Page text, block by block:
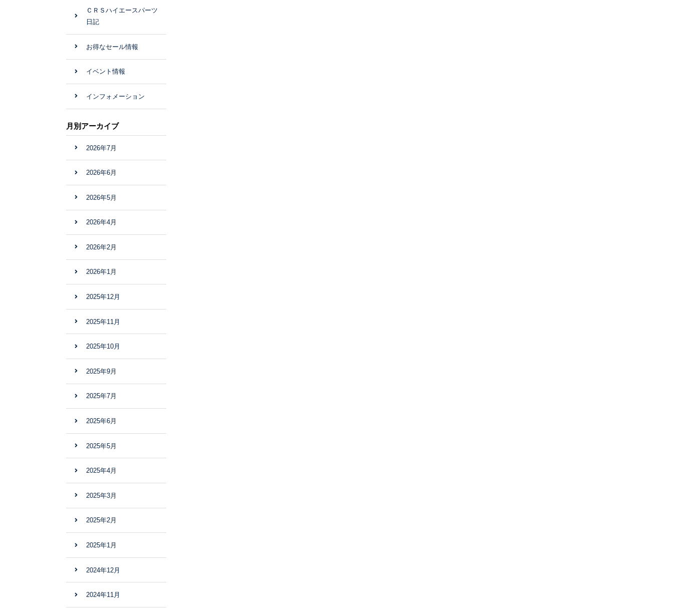
ＣＲＳハイエースパーツ
日記
お得なセール情報
イベント情報
インフォメーション
月別アーカイブ
2026年7月
2026年6月
2026年5月
2026年4月
2026年2月
2026年1月
2025年12月
2025年11月
2025年10月
2025年9月
2025年7月
2025年6月
2025年5月
2025年4月
2025年3月
2025年2月
2025年1月
2024年12月
2024年11月